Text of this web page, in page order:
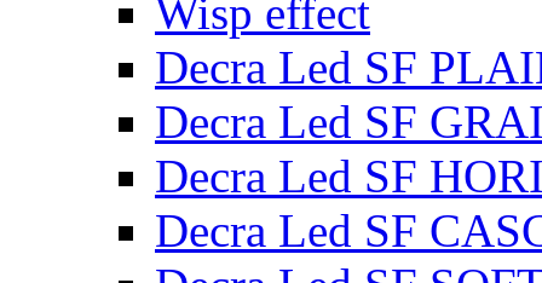
Wisp effect
Decra Led SF
Decra Led SF
Decra Led SF
Decra Led SF